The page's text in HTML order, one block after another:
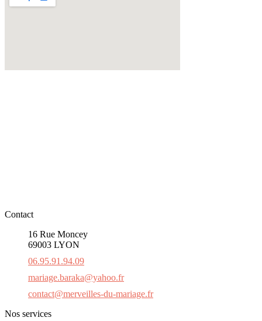
Contact
16 Rue Moncey
69003 LYON
06.95.91.94.09
mariage.baraka@yahoo.fr
contact@merveilles-du-mariage.fr
Nos services